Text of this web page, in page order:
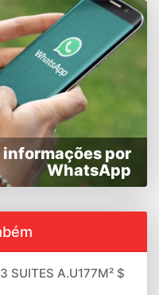
por
WhatsApp
SUITES A.U177M² $